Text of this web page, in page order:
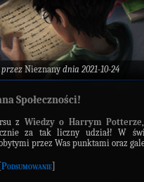
Nieznanydnia 2021-10-24
Społeczności!
z Wiedzy o Harrym Potterze
za tak liczny udział! W
przez Was punktami oraz
[Podsumowanie]